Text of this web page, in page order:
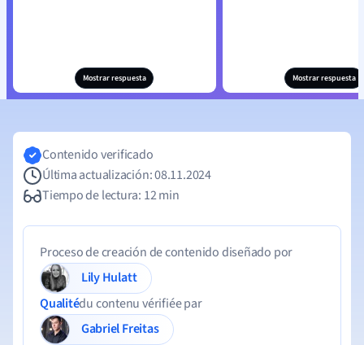
Mostrar respuesta Mostrar respuesta
Contenido verificado
Última actualización: 08.11.2024
Tiempo de lectura: 12 min
Proceso de creación de contenido diseñado por
Lily Hulatt
Qualitédu contenu vérifiée par
Gabriel Freitas